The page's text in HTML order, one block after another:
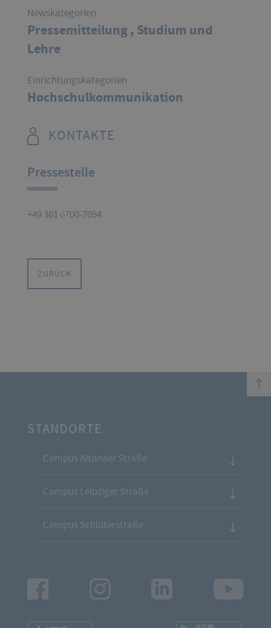
Newskategorien
Pressemitteilung , Studium und
Lehre
Einrichtungskategorien
Hochschulkommunikation
KONTAKTE
Pressestelle
+49 361 6700-7054
ZURÜCK
top
STANDORTE
Campus Altonaer Straße
Campus Leipziger Straße
Campus Schlüterstraße
Instagram LinkedIn